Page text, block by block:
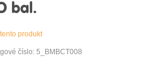
bal.
produkt
číslo: 5_BMBCT008